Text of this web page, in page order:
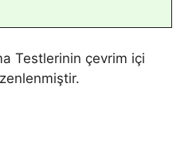
Testlerinin çevrim içi